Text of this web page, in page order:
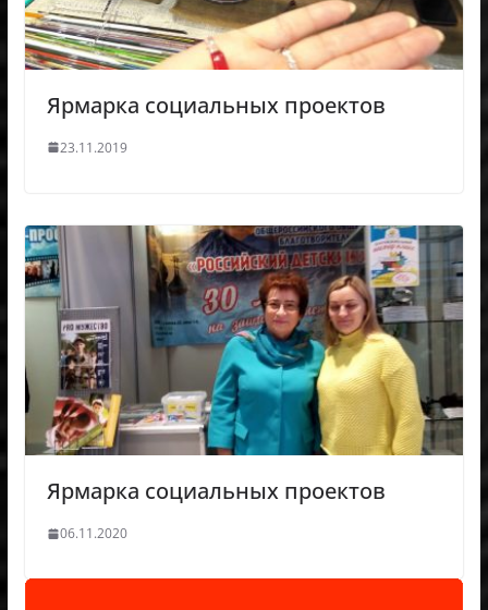
Ярмарка социальных проектов
23.11.2019
Ярмарка социальных проектов
06.11.2020